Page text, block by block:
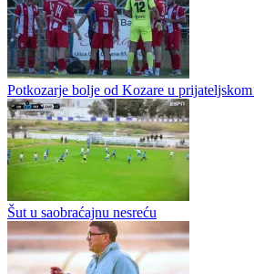
Okončan ligaški dio: Finalni turnir 3x3
Turnirima u Gradišci i Bijeljini završeno je
izdanje Jelen Pivo 3x3 lige Republike
Bijeljini, koji je bio A kategorije, bila je
Majevica savladala Čelića, gol i dvije